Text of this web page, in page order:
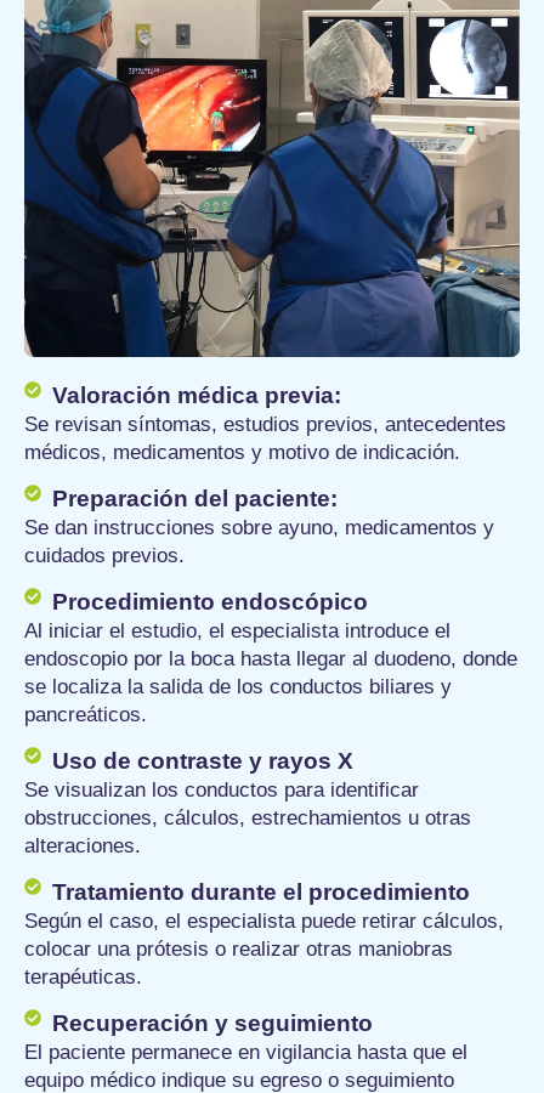
Valoración médica previa:
Se revisan síntomas, estudios previos, antecedentes
médicos, medicamentos y motivo de indicación.
Preparación del paciente:
Se dan instrucciones sobre ayuno, medicamentos y
cuidados previos.
Procedimiento endoscópico
Al iniciar el estudio, el especialista introduce el
endoscopio por la boca hasta llegar al duodeno, donde
se localiza la salida de los conductos biliares y
pancreáticos.
Uso de contraste y rayos X
Se visualizan los conductos para identificar
obstrucciones, cálculos, estrechamientos u otras
alteraciones.
Tratamiento durante el procedimiento
Según el caso, el especialista puede retirar cálculos,
colocar una prótesis o realizar otras maniobras
terapéuticas.
Recuperación y seguimiento
El paciente permanece en vigilancia hasta que el
equipo médico indique su egreso o seguimiento